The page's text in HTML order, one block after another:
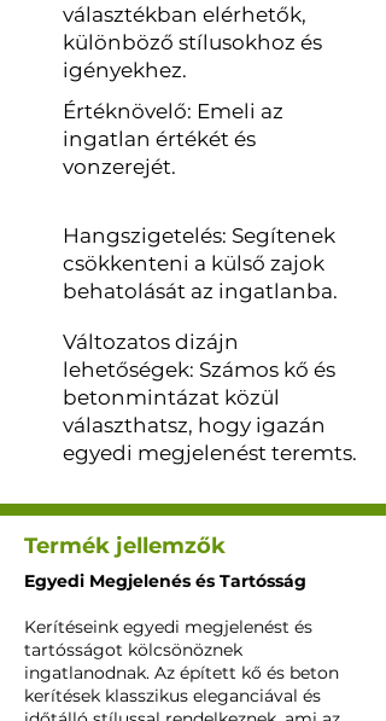
választékban elérhetők,
különböző stílusokhoz és
igényekhez.
Értéknövelő: Emeli az
ingatlan értékét és
vonzerejét.
Hangszigetelés: Segítenek
csökkenteni a külső zajok
behatolását az ingatlanba.
Változatos dizájn
lehetőségek: Számos kő és
betonmintázat közül
választhatsz, hogy igazán
egyedi megjelenést teremts.
Termék jellemzők
Egyedi Megjelenés és Tartósság
Kerítéseink egyedi megjelenést és
tartósságot kölcsönöznek
ingatlanodnak. Az épített kő és beton
kerítések klasszikus eleganciával és